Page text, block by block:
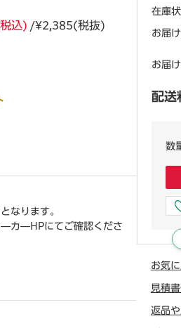
込) /¥2,385(税抜)
なります。
カ―HPにてご確認くださ
。
受付時間）月曜日～金曜日9
在庫
お届
お届
配送
数
お気
見積
返品